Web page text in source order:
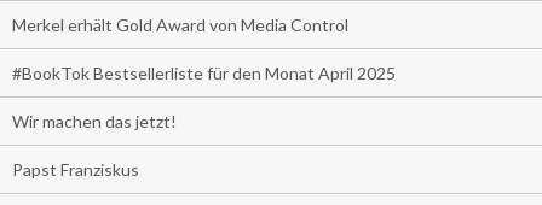
Merkel erhält Gold Award von Media Control
#BookTok Bestsellerliste für den Monat April 2025
Wir machen das jetzt!
Papst Franziskus